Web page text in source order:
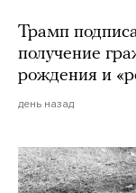
Трамп
получение
рождения и
день назад